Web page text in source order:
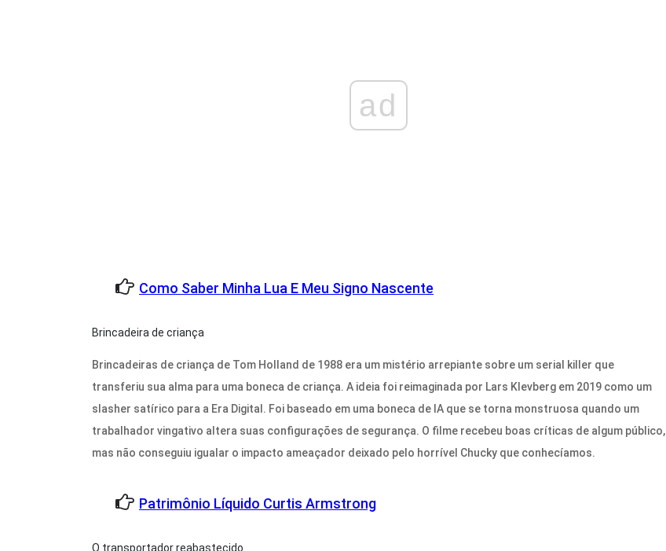
ad
Como Saber Minha Lua E Meu Signo Nascente
Brincadeira de criança
Brincadeiras de criança de Tom Holland de 1988 era um mistério arrepiante sobre um serial killer que
transferiu sua alma para uma boneca de criança. A ideia foi reimaginada por Lars Klevberg em 2019 como um
slasher satírico para a Era Digital. Foi baseado em uma boneca de IA que se torna monstruosa quando um
trabalhador vingativo altera suas configurações de segurança. O filme recebeu boas críticas de algum público,
mas não conseguiu igualar o impacto ameaçador deixado pelo horrível Chucky que conhecíamos.
Patrimônio Líquido Curtis Armstrong
O transportador reabastecido